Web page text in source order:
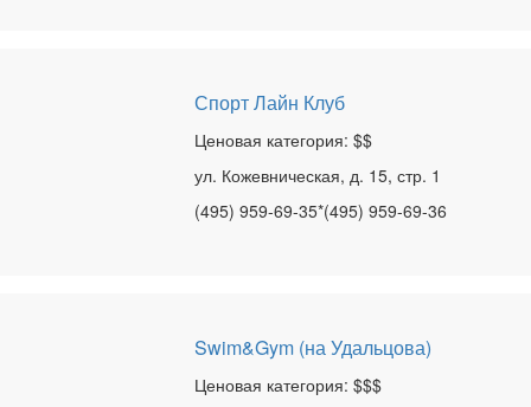
Спорт Лайн Клуб
Ценовая категория: $$
ул. Кожевническая, д. 15, стр. 1
(495) 959-69-35*(495) 959-69-36
Swim&Gym (на Удальцова)
Ценовая категория: $$$